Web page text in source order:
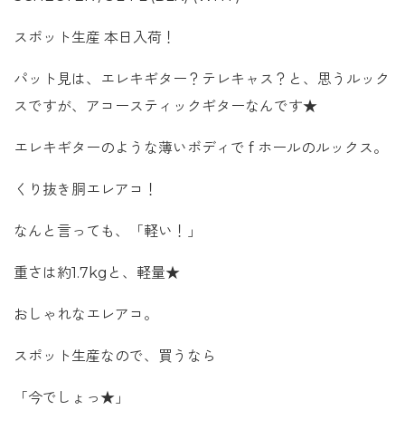
スポット生産 本日入荷！
パット見は、エレキギター？テレキャス？と、思うルック
スですが、アコースティックギターなんです★
エレキギターのような薄いボディで f ホールのルックス。
くり抜き胴エレアコ！
なんと言っても、「軽い！」
重さは約1.7kgと、軽量★
おしゃれなエレアコ。
スポット生産なので、買うなら
「今でしょっ★」